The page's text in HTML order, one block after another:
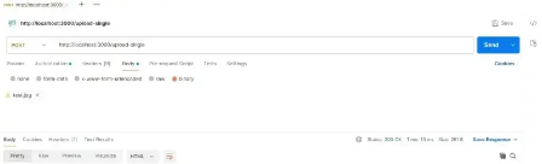
// Configure file filter function to a
llow only certain file types
const fileFilter = (
ng|gif/
const
mimetype